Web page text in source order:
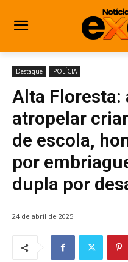
Destaque POLÍCIA
Alta Floresta:
atropelar
de escola,
por
dupla por
24 de abril de 2025